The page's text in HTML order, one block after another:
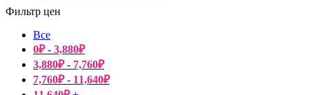
Фильтр цен
Все
0₽- 3,880₽
3,880₽- 7,760₽
7,760₽- 11,640₽